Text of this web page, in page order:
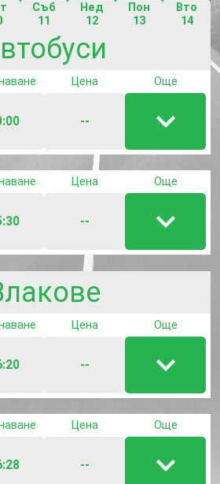
Съб
11
Нед
12
Пон
13
Вто
14
Цена
--
Още
/
скрии
за
Цена
--
Още
/
скрии
за
Цена
--
Още
/
скрии
за
Цена
--
Още